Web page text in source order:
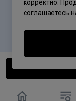
корректно.
соглашаетесь